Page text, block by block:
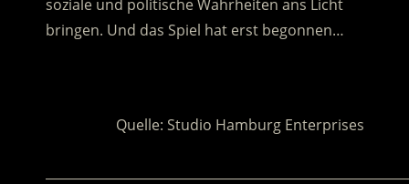
soziale und politische Wahrheiten ans Licht
bringen. Und das Spiel hat erst begonnen…
Quelle: Studio Hamburg Enterprises